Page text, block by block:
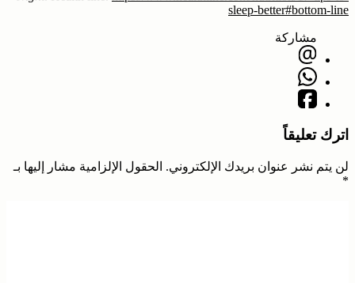
sleep-better#bottom-line
مشاركة
اترك تعليقاً
لن يتم نشر عنوان بريدك الإلكتروني. الحقول الإلزامية مشار إليها بـ
*